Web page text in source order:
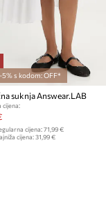
5% s kodom: OFF*
suknja Answear.LAB
cijena:
cijena: 71,99 €
cijena: 31,99 €